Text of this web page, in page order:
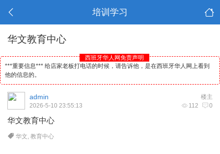
培训学习
华文教育中心
西班牙华人网免责声明
***重要信息*** 给店家老板打电话的时候，请告诉他，是在西班牙华人网上看到
他的信息的。
楼主
admin
112 0
2026-5-10 23:55:13
华文教育中心
华文,教育中心